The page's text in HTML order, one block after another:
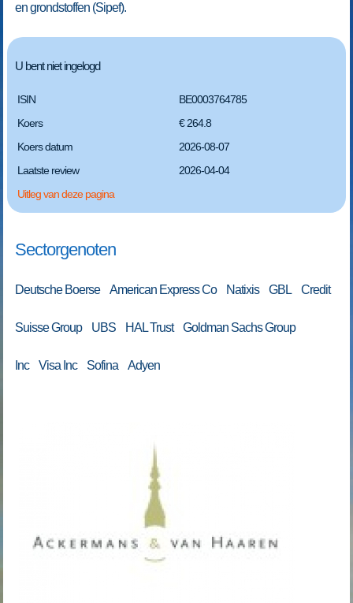
en grondstoffen (Sipef).
U bent niet ingelogd
ISIN
BE0003764785
Koers
€ 264.8
Koers datum
2026-08-07
Laatste review
2026-04-04
Uitleg van deze pagina
Sectorgenoten
Deutsche Boerse American Express Co Natixis GBL Credit
Suisse Group UBS HAL Trust Goldman Sachs Group
Inc Visa Inc Sofina Adyen